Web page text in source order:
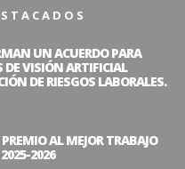
UN ACUERDO PARA
DE VISIÓN ARTIFICIAL
DE RIESGOS LABORALES.
AL MEJOR TRABAJO
2026